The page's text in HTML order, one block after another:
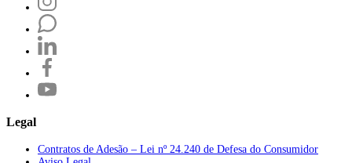
Legal
Contratos de Adesão – Lei nº 24.240 de Defesa do Consumidor